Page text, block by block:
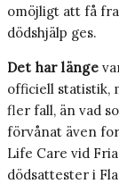
omöjligt att få
dödshjälp ges.
Det har länge
officiell statistik,
fler fall, än vad
förvånat även
Life Care vid
dödsattester i